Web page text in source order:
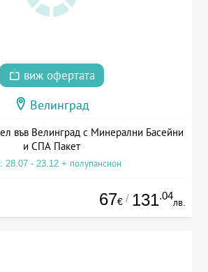
виж офертата
Велинград
във Велинград с Минерални Басейни
и СПА Пакет
28.07 - 23.12 + полупансион
67€ / 131.04
лв.